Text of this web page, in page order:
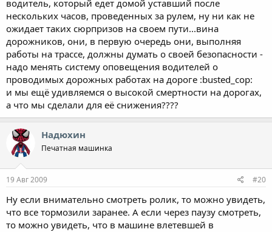
водитель, который едет домой уставший после
нескольких часов, проведенных за рулем, ну ни как не
ожидает таких сюрпризов на своем пути...вина
дорожников, они, в первую очередь они, выполняя
работы на трассе, должны думать о своей безопасности -
надо менять систему оповещения водителей о
проводимых дорожных работах на дороге :busted_cop:
и мы ещё удивляемся о высокой смертности на дорогах,
а что мы сделали для её снижения????
Надюхин
Печатная машинка
19 Авг 2009 #20
Ну если внимательно смотреть ролик, то можно увидеть,
что все тормозили заранее. А если через паузу смотреть,
то можно увидеть, что в машине влетевшей в